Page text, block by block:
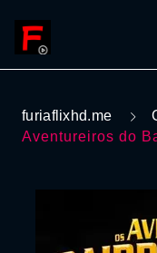
furiaflixhd.me
Aventureiros do